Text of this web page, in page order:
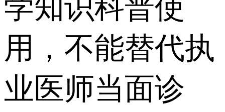
学知识科普使
用，不能替代执
业医师当面诊